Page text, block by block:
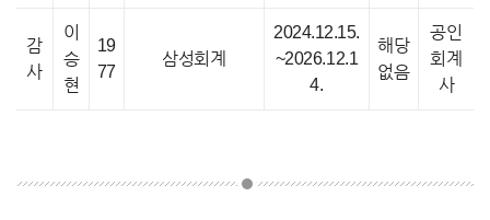
감
사
이
승
현
19
77
삼성회계
2024.12.15.
~2026.12.1
4.
해당
없음
공인
회계
사